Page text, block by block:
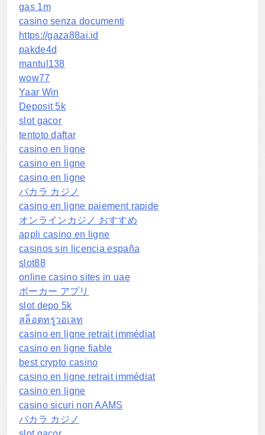
gas 1m
casino senza documenti
https://gaza88ai.id
pakde4d
mantul138
wow77
Yaar Win
Deposit 5k
slot gacor
tentoto daftar
casino en ligne
casino en ligne
casino en ligne
バカラ カジノ
casino en ligne paiement rapide
オンラインカジノ おすすめ
appli casino en ligne
casinos sin licencia españa
slot88
online casino sites in uae
ポーカー アプリ
slot depo 5k
สล็อตทรูวอเลท
casino en ligne retrait immédiat
casino en ligne fiable
best crypto casino
casino en ligne retrait immédiat
casino en ligne
casino sicuri non AAMS
バカラ カジノ